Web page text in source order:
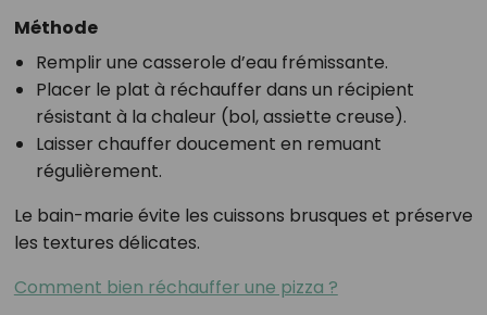
Méthode
Remplir une casserole d’eau frémissante.
Placer le plat à réchauffer dans un récipient
résistant à la chaleur (bol, assiette creuse).
Laisser chauffer doucement en remuant
régulièrement.
Le bain-marie évite les cuissons brusques et préserve
les textures délicates.
Comment bien réchauffer une pizza ?